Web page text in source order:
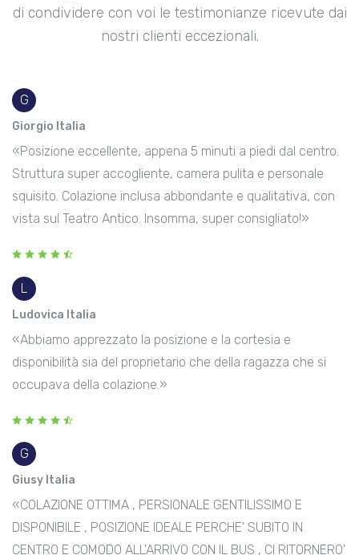
di condividere con voi le testimonianze ricevute dai
nostri clienti eccezionali.
G
Giorgio Italia
«Posizione eccellente, appena 5 minuti a piedi dal centro.
Struttura super accogliente, camera pulita e personale
squisito. Colazione inclusa abbondante e qualitativa, con
vista sul Teatro Antico. Insomma, super consigliato!»
L
Ludovica Italia
«Abbiamo apprezzato la posizione e la cortesia e
disponibilità sia del proprietario che della ragazza che si
occupava della colazione.»
G
Giusy Italia
«COLAZIONE OTTIMA , PERSIONALE GENTILISSIMO E
DISPONIBILE , POSIZIONE IDEALE PERCHE' SUBITO IN
CENTRO E COMODO ALL'ARRIVO CON IL BUS , CI RITORNERO'